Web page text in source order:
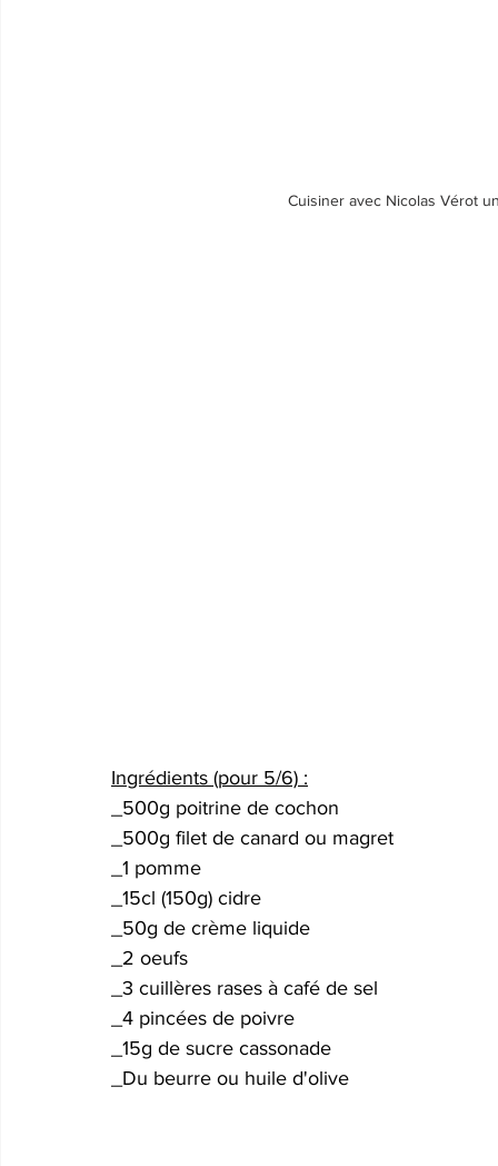
Cuisiner avec Nicolas Vérot
Ingrédients (pour 5/6) :
_500g poitrine de cochon
_500g filet de canard ou magret
_1 pomme
_15cl (150g) cidre
_50g de crème liquide
_2 oeufs
_3 cuillères rases à café de sel
_4 pincées de poivre
_15g de sucre cassonade
_Du beurre ou huile d'olive